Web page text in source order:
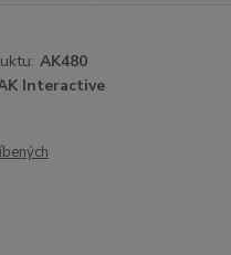
AK480
Interactive